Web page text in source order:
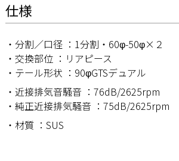
仕様
・分割／口径 ：1分割・60φ-50φ×２
・交換部位 ：リアピース
・テール形状 ：90φGTSデュアル
・近接排気音騒音 ：76dB/2625rpm
・純正近接排気騒音 ：75dB/2625rpm
・材質 ：SUS